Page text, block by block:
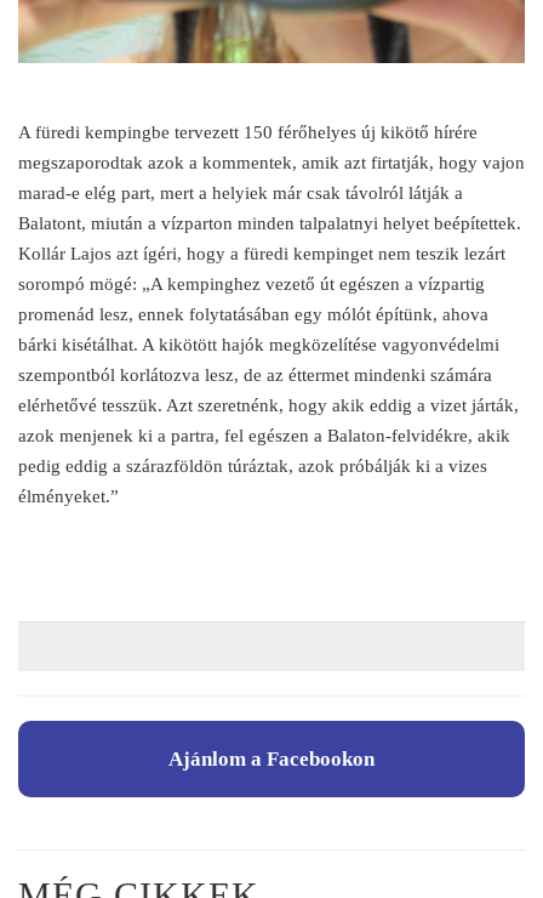
A füredi kempingbe tervezett 150 férőhelyes új kikötő hírére
megszaporodtak azok a kommentek, amik azt firtatják, hogy vajon
marad-e elég part, mert a helyiek már csak távolról látják a
Balatont, miután a vízparton minden talpalatnyi helyet beépítettek.
Kollár Lajos azt ígéri, hogy a füredi kempinget nem teszik lezárt
sorompó mögé: „A kempinghez vezető út egészen a vízpartig
promenád lesz, ennek folytatásában egy mólót építünk, ahova
bárki kisétálhat. A kikötött hajók megközelítése vagyonvédelmi
szempontból korlátozva lesz, de az éttermet mindenki számára
elérhetővé tesszük. Azt szeretnénk, hogy akik eddig a vizet járták,
azok menjenek ki a partra, fel egészen a Balaton-felvidékre, akik
pedig eddig a szárazföldön túráztak, azok próbálják ki a vizes
élményeket.”
Ajánlom a Facebookon